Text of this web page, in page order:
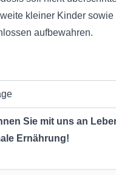
kleiner Kinder sowie
aufbewahren.
Sie mit uns an
Ernährung!